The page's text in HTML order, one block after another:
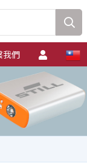
我們